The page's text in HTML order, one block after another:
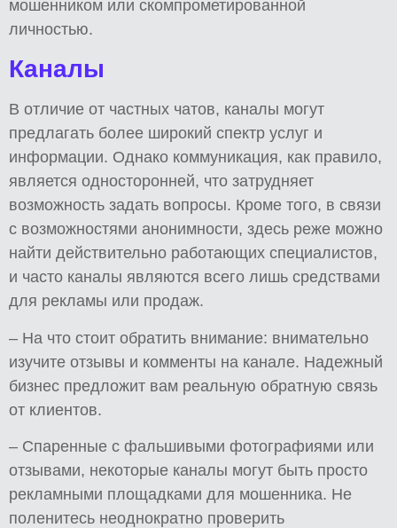
мошенником или скомпрометированной
личностью.
Каналы
В отличие от частных чатов, каналы могут
предлагать более широкий спектр услуг и
информации. Однако коммуникация, как правило,
является односторонней, что затрудняет
возможность задать вопросы. Кроме того, в связи
с возможностями анонимности, здесь реже можно
найти действительно работающих специалистов,
и часто каналы являются всего лишь средствами
для рекламы или продаж.
– На что стоит обратить внимание: внимательно
изучите отзывы и комменты на канале. Надежный
бизнес предложит вам реальную обратную связь
от клиентов.
– Спаренные с фальшивыми фотографиями или
отзывами, некоторые каналы могут быть просто
рекламными площадками для мошенника. Не
поленитесь неоднократно проверить